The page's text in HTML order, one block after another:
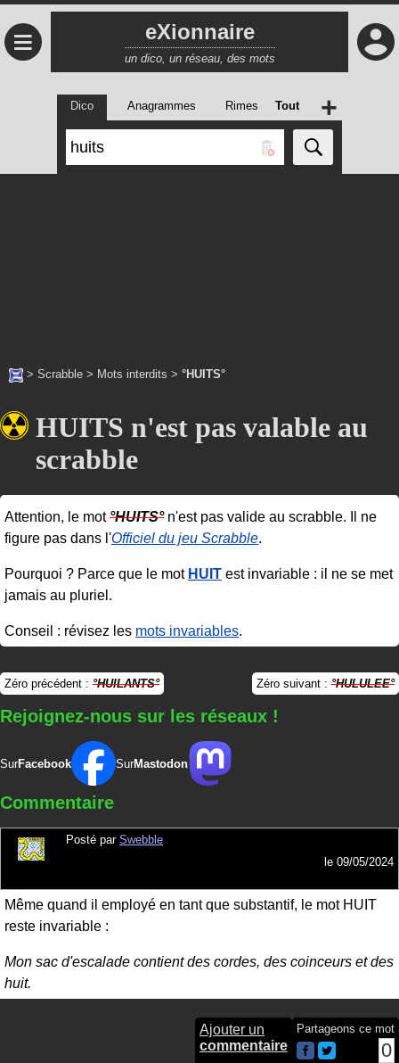
≡ eXionnaire
un dico, un réseau, des mots
Dico Anagrammes Rimes Tout +
> Scrabble > Mots interdits > °HUITS°
HUITS n'est pas valable au
scrabble
Attention, le mot HUITS n'est pas valide au scrabble. Il ne
figure pas dans l'Officiel du jeu Scrabble.
Pourquoi ? Parce que le mot HUIT est invariable : il ne se met
jamais au pluriel.
Conseil : révisez les mots invariables.
Zéro précédent : HUILANTS Zéro suivant : HULULEE
Rejoignez-nous sur les réseaux !
SurFacebook SurMastodon
Commentaire
Posté par Swebble
le 09/05/2024
Même quand il employé en tant que substantif, le mot HUIT
reste invariable :
Mon sac d'escalade contient des cordes, des coinceurs et des
huit.
Ajouter un
commentaire
Partageons ce mot
0